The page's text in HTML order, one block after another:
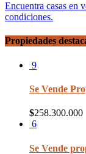
Encuentra casas en
condiciones.
Propiedades
9
Se Vende
$258.300.000
6
Se Vende